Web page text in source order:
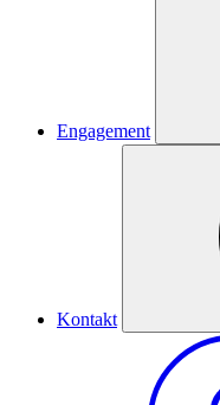
Engagement
Kontakt